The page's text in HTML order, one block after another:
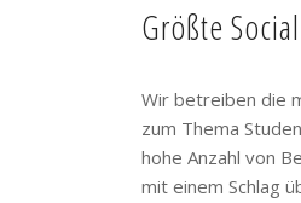
Größte
Wir betreiben die
zum Thema
hohe Anzahl von
mit einem Schlag